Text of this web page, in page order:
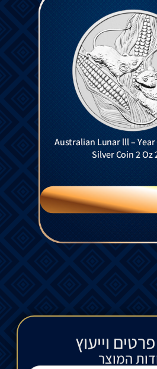
Australian Lunar lll – Year
Silver Coin 2 Oz
וייעוץ​
המוצר